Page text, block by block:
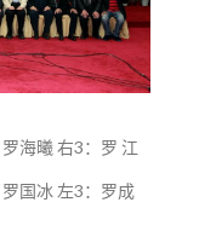
海曦 右3：罗 江
国冰 左3：罗成